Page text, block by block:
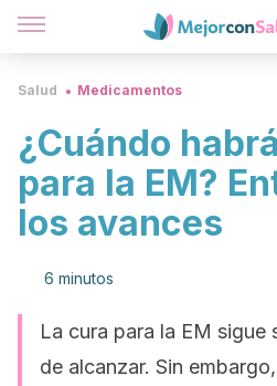
Salud Medicamentos
¿Cuándo
para la EM?
los avances
6 minutos
La cura para la EM sigue
de alcanzar. Sin